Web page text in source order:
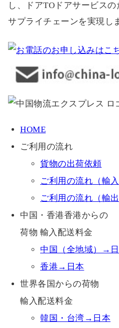
し、ドアTOドアサービス
サプライチェーンを実現し
HOME
ご利用の流れ
貨物の出荷依頼
ご利用の流れ（輸入
ご利用の流れ（輸出
中国・香港香港からの
荷物 輸入配送料金
中国（全地域）→
香港→日本
世界各国からの荷物
輸入配送料金
韓国・台湾→日本